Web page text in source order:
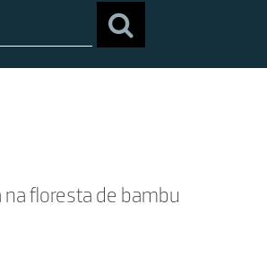
na floresta de bambu